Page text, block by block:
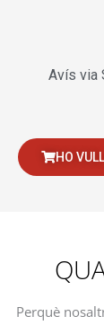
Avís via
HO VULL
Perquè